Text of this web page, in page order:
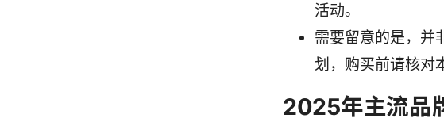
活动。
需要留意的是，并
划，购买前请核对
2025年主流品